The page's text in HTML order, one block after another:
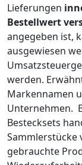
Lieferungen
Bestellwert
angegeben ist,
ausgewiesen
werden.
Markennamen
Unternehmen.
Bestecksets
Sammlerstücke
gebrauchte